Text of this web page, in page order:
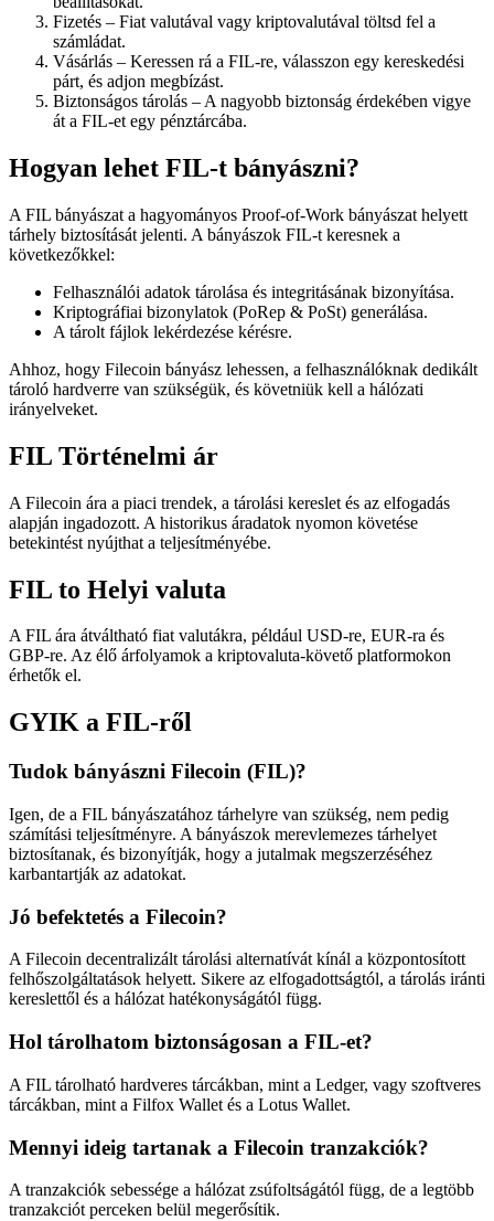
Fizetés – Fiat valutával vagy kriptovalutával töltsd fel a
számládat.
Vásárlás – Keressen rá a FIL-re, válasszon egy kereskedési
párt, és adjon megbízást.
Biztonságos tárolás – A nagyobb biztonság érdekében vigye
át a FIL-et egy pénztárcába.
Hogyan lehet FIL-t bányászni?
A FIL bányászat a hagyományos Proof-of-Work bányászat helyett
tárhely biztosítását jelenti. A bányászok FIL-t keresnek a
következőkkel:
Felhasználói adatok tárolása és integritásának bizonyítása.
Kriptográfiai bizonylatok (PoRep & PoSt) generálása.
A tárolt fájlok lekérdezése kérésre.
Ahhoz, hogy Filecoin bányász lehessen, a felhasználóknak dedikált
tároló hardverre van szükségük, és követniük kell a hálózati
irányelveket.
FIL Történelmi ár
A Filecoin ára a piaci trendek, a tárolási kereslet és az elfogadás
alapján ingadozott. A historikus áradatok nyomon követése
betekintést nyújthat a teljesítményébe.
FIL to Helyi valuta
A FIL ára átváltható fiat valutákra, például USD-re, EUR-ra és
GBP-re. Az élő árfolyamok a kriptovaluta-követő platformokon
érhetők el.
GYIK a FIL-ről
Tudok bányászni Filecoin (FIL)?
Igen, de a FIL bányászatához tárhelyre van szükség, nem pedig
számítási teljesítményre. A bányászok merevlemezes tárhelyet
biztosítanak, és bizonyítják, hogy a jutalmak megszerzéséhez
karbantartják az adatokat.
Jó befektetés a Filecoin?
A Filecoin decentralizált tárolási alternatívát kínál a központosított
felhőszolgáltatások helyett. Sikere az elfogadottságtól, a tárolás iránti
kereslettől és a hálózat hatékonyságától függ.
Hol tárolhatom biztonságosan a FIL-et?
A FIL tárolható hardveres tárcákban, mint a Ledger, vagy szoftveres
tárcákban, mint a Filfox Wallet és a Lotus Wallet.
Mennyi ideig tartanak a Filecoin tranzakciók?
A tranzakciók sebessége a hálózat zsúfoltságától függ, de a legtöbb
tranzakciót perceken belül megerősítik.